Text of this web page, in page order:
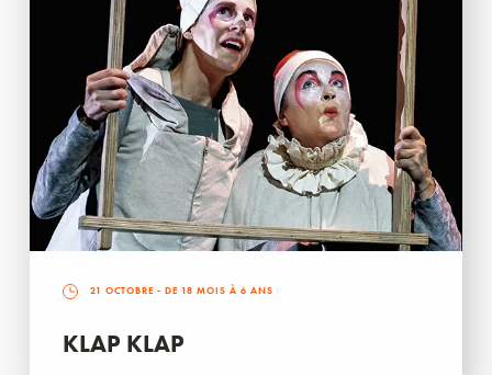
21 OCTOBRE - DE 18 MOIS À 6 ANS
KLAP KLAP